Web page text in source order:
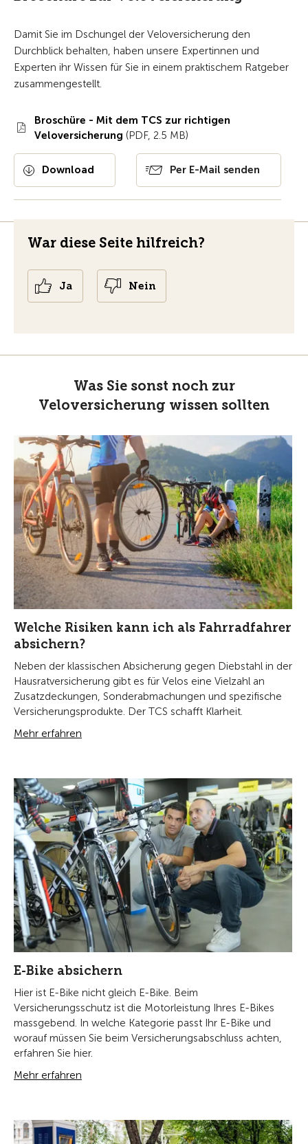
Damit Sie im Dschungel der Veloversicherung den
Durchblick behalten, haben unsere Expertinnen und
Experten ihr Wissen für Sie in einem praktischem Ratgeber
zusammengestellt.
Broschüre - Mit dem TCS zur richtigen
Veloversicherung (PDF, 2.5 MB)
Download Per E-Mail senden
War diese Seite hilfreich?
Ja Nein
Was Sie sonst noch zur
Veloversicherung wissen sollten
Welche Risiken kann ich als Fahrradfahrer
absichern?
Neben der klassischen Absicherung gegen Diebstahl in der
Hausratversicherung gibt es für Velos eine Vielzahl an
Zusatzdeckungen, Sonderabmachungen und spezifische
Versicherungsprodukte. Der TCS schafft Klarheit.
Mehr erfahren
E-Bike absichern
Hier ist E-Bike nicht gleich E-Bike. Beim
Versicherungsschutz ist die Motorleistung Ihres E-Bikes
massgebend. In welche Kategorie passt Ihr E-Bike und
worauf müssen Sie beim Versicherungsabschluss achten,
erfahren Sie hier.
Mehr erfahren